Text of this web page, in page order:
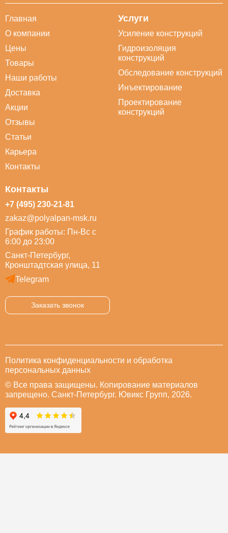
Главная
О компании
Цены
Товары
Наши работы
Доставка
Акции
Отзывы
Статьи
Карьера
Контакты
Услуги
Усиление конструкций
Гидроизоляция
конструкций
Обследование конструкций
Инъектирование
Проектирование
конструкций
Контакты
+7 (495) 230-21-81
zakaz@polyalpan-msk.ru
График работы: Пн-Вс с
6:00 до 23:00
Санкт-Петербург,
Кронштадтская улица, 11
Telegram
Заказать звонок
Политика конфиденциальности и обработка
персональных данных
© Все права защищены. Копирование материалов
запрещено. Санкт-Петербург. Ювикс Групп, 2026.